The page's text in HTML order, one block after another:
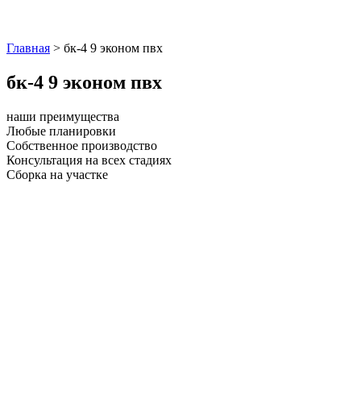
Главная > бк-4 9 эконом пвх
бк-4 9 эконом пвх
наши преимущества
Любые планировки
Собственное производство
Консультация на всех стадиях
Сборка на участке